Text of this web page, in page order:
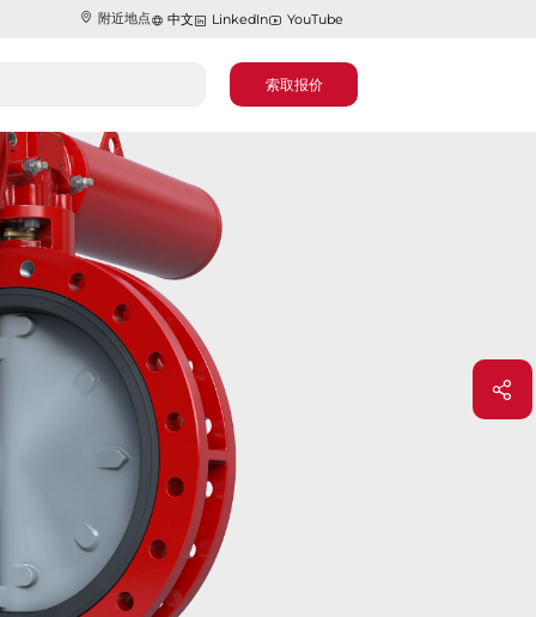
附近地点 中文 LinkedIn YouTube
索取报价